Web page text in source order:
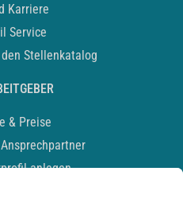
Karriere
Service
Stellenkatalog
& Preise
anlegen
Podcast